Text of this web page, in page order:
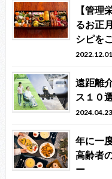
【管理
るお正
シピを
2022.12.01
遠距離
ス１０
2024.04.23
年に一
高齢者
ー